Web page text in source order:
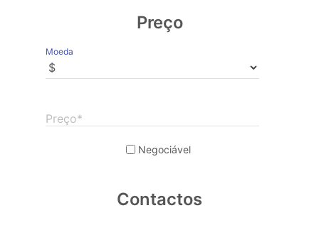
Preço
Moeda
Preço*
Negociável
Contactos